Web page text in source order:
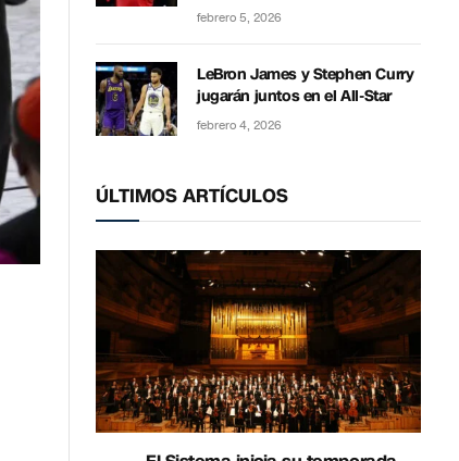
febrero 5, 2026
LeBron James y Stephen Curry
jugarán juntos en el All-Star
febrero 4, 2026
ÚLTIMOS ARTÍCULOS